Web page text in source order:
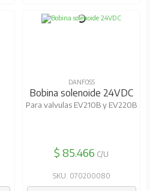
DANFOSS
Bobina solenoide 24VDC
Para valvulas EV210B y EV220B
$ 85.466 C/U
SKU: 070200080